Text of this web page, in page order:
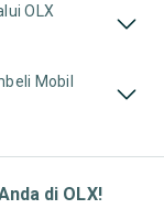
OLX
Mobil
di OLX!